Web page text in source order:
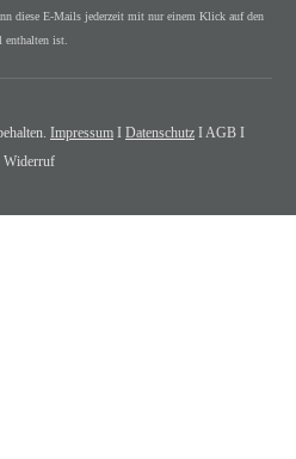
diese E-Mails jederzeit mit nur einem Klick auf den
ist.
Impressum I Datenschutz I AGB I
Widerruf